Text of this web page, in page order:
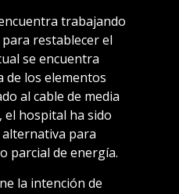
trabajando
restablecer el
se encuentra
de los elementos
al cable de media
hospital ha sido
para
parcial de energía.
la intención de